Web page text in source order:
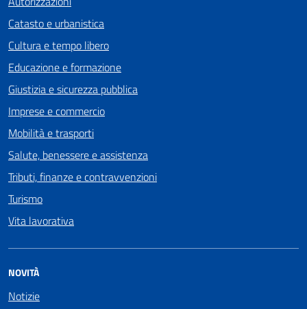
Catasto e urbanistica
Cultura e tempo libero
Educazione e formazione
Giustizia e sicurezza pubblica
Imprese e commercio
Mobilità e trasporti
Salute, benessere e assistenza
Tributi, finanze e contravvenzioni
Turismo
Vita lavorativa
NOVITÀ
Notizie